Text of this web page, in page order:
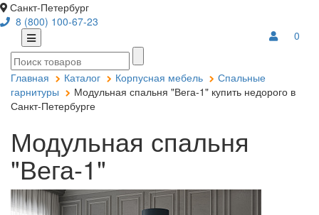
Санкт-Петербург
8 (800) 100-67-23
0
Главная Каталог Корпусная мебель
Спальные
гарнитуры
Модульная спальня "Вега-1" купить недорого в
Санкт-Петербурге
Модульная спальня
"Вега-1"